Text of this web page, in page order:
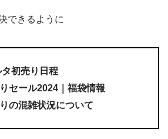
できるように
タ初売り日程
セール2024｜福袋情報
の混雑状況について